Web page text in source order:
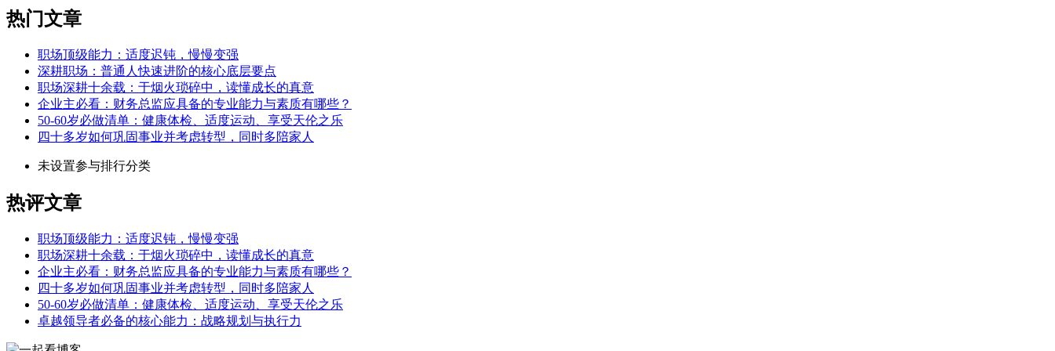
热门文章
职场顶级能力：适度迟钝，慢慢变强
深耕职场：普通人快速进阶的核心底层要点
职场深耕十余载：于烟火琐碎中，读懂成长的真意
企业主必看：财务总监应具备的专业能力与素质有哪些？
50-60岁必做清单：健康体检、适度运动、享受天伦之乐
四十多岁如何巩固事业并考虑转型，同时多陪家人
未设置参与排行分类
热评文章
职场顶级能力：适度迟钝，慢慢变强
职场深耕十余载：于烟火琐碎中，读懂成长的真意
企业主必看：财务总监应具备的专业能力与素质有哪些？
四十多岁如何巩固事业并考虑转型，同时多陪家人
50-60岁必做清单：健康体检、适度运动、享受天伦之乐
卓越领导者必备的核心能力：战略规划与执行力